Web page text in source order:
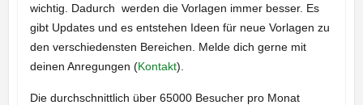
wichtig. Dadurch werden die Vorlagen immer besser. Es
gibt Updates und es entstehen Ideen für neue Vorlagen zu
den verschiedensten Bereichen. Melde dich gerne mit
deinen Anregungen (Kontakt).
Die durchschnittlich über 65000 Besucher pro Monat